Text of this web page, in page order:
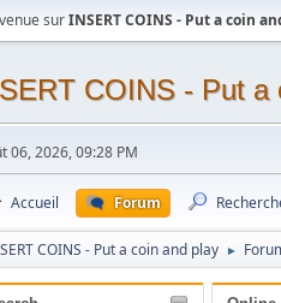
surINSERT COINS - Put a coin
COINS - Put a
06, 2026, 09:28 PM
Accueil Forum
COINS - Put a coin and play ►